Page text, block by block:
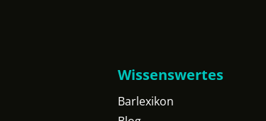
Wissenswertes
Barlexikon